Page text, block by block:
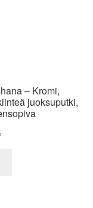
– Kromi,
juoksuputki,